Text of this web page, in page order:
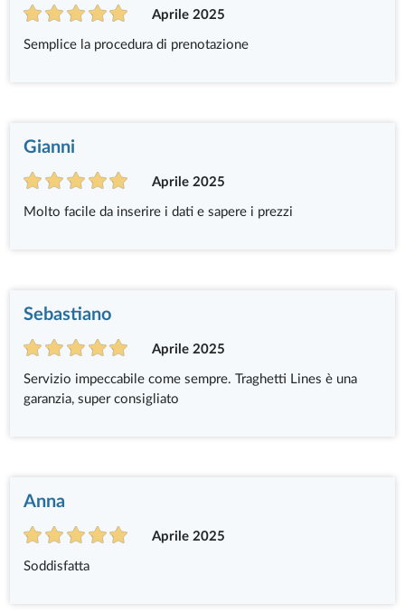
Aprile 2025
Semplice la procedura di prenotazione
Gianni
Aprile 2025
Molto facile da inserire i dati e sapere i prezzi
Sebastiano
Aprile 2025
Servizio impeccabile come sempre. Traghetti Lines è una
garanzia, super consigliato
Anna
Aprile 2025
Soddisfatta